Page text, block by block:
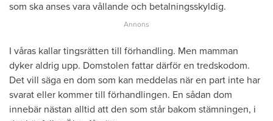
som ska anses vara vållande och betalningsskyldig.
I våras kallar tingsrätten till förhandling. Men mamman
dyker aldrig upp. Domstolen fattar därför en tredskodom.
Det vill säga en dom som kan meddelas när en part inte har
svarat eller kommer till förhandlingen. En sådan dom
innebär nästan alltid att den som står bakom stämningen, i